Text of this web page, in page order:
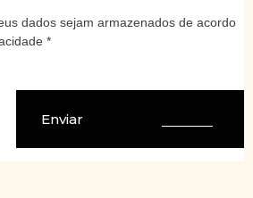
dados sejam armazenados de acordo
*
Enviar